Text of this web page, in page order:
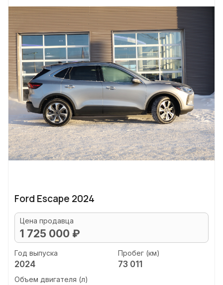
Ford Escape 2024
Цена продавца
1 725 000 ₽
Год выпуска
2024
Пробег (км)
73 011
Объем двигателя (л)